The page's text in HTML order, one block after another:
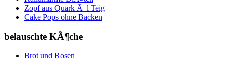
Zopf aus Quark Ã–l Teig
Cake Pops ohne Backen
belauschte KÃ¶che
Brot und Rosen